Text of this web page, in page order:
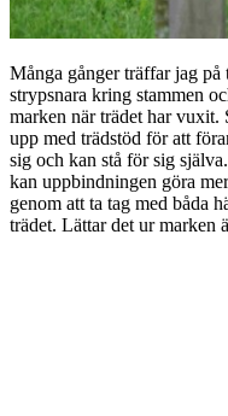
Många gånger träffar jag på
strypsnara kring stammen
marken när trädet har vuxit.
upp med trädstöd för att
sig och kan stå för sig
kan uppbindningen göra
genom att ta tag med båda
trädet. Lättar det ur marken